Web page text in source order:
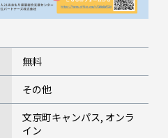
無料
その他
文京町キャンパス, オンラ
イン